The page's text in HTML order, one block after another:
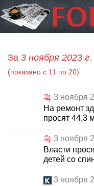
За 3 ноября 2023 г.
(показано с 11 по 20)
3 ноября
На ремонт
просят 44,3
3 ноября
Власти
детей со
3 ноября